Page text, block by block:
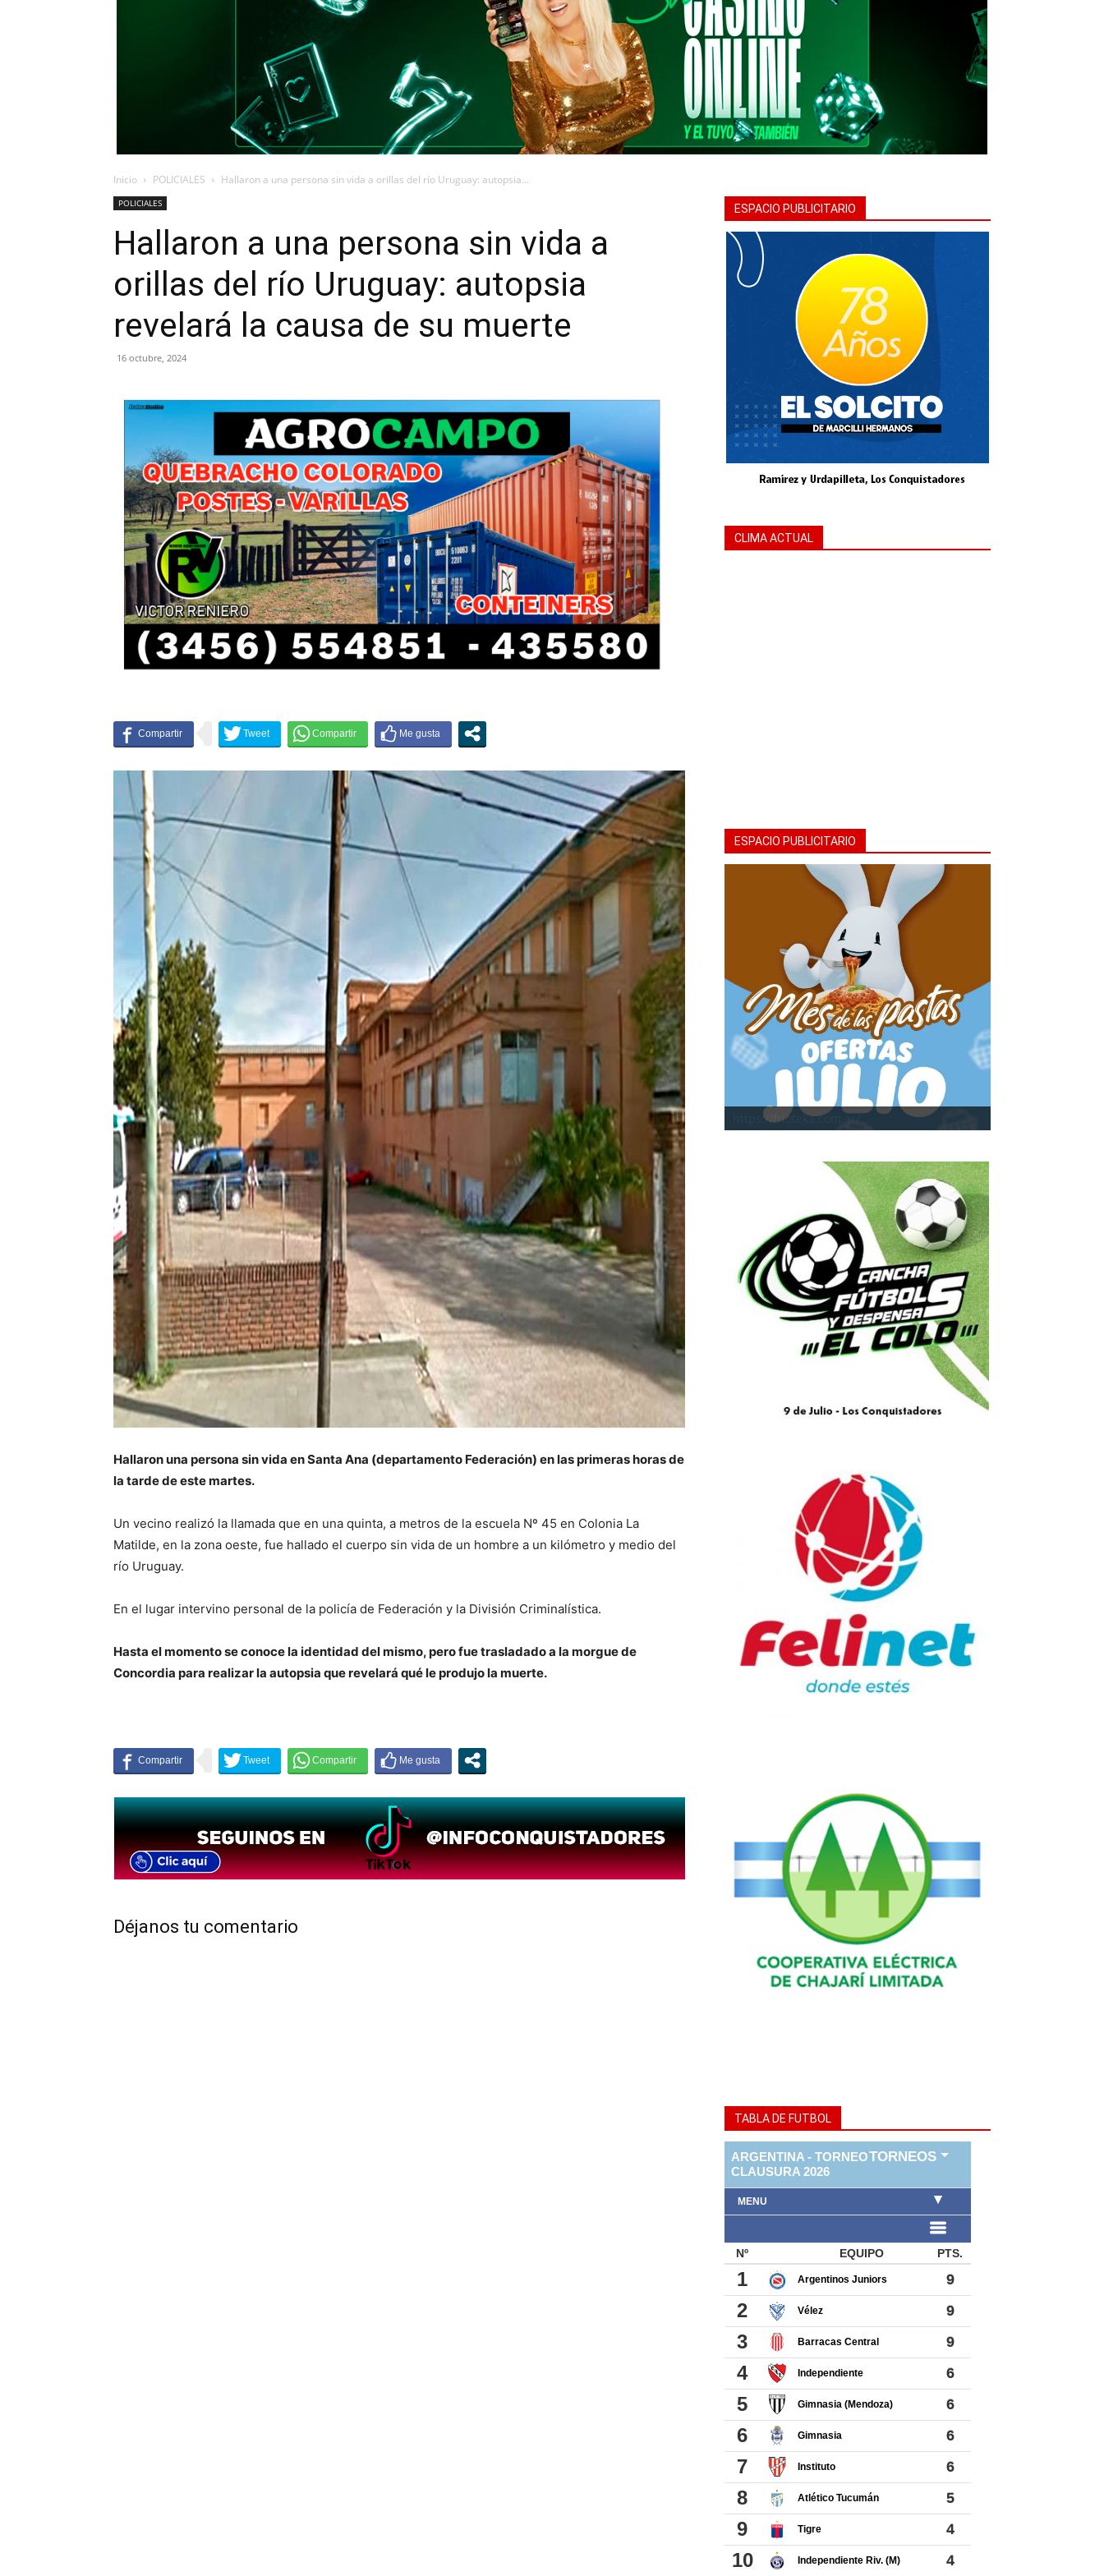
CONQUISTADORES
Inicio POLICIALES Hallaron a una persona sin vida a orillas del río Uruguay: autopsia...
POLICIALES
Hallaron a una persona sin vida a
orillas del río Uruguay: autopsia
revelará la causa de su muerte
16 octubre, 2024
Hallaron una persona sin vida en Santa Ana (departamento Federación) en las primeras horas de
la tarde de este martes.
Un vecino realizó la llamada que en una quinta, a metros de la escuela Nº 45 en Colonia La
Matilde, en la zona oeste, fue hallado el cuerpo sin vida de un hombre a un kilómetro y medio del
río Uruguay.
En el lugar intervino personal de la policía de Federación y la División Criminalística.
Hasta el momento se conoce la identidad del mismo, pero fue trasladado a la morgue de
Concordia para realizar la autopsia que revelará qué le produjo la muerte.
Déjanos tu comentario
ESPACIO PUBLICITARIO
CLIMA ACTUAL
ESPACIO PUBLICITARIO
https://frioteka.com.ar/
TABLA DE FUTBOL